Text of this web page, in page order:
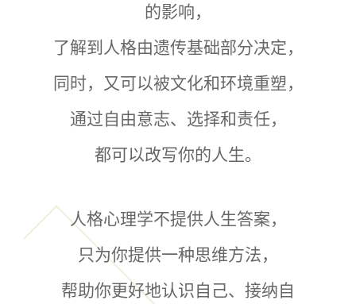
的影响，
了解到人格由遗传基础部分决定，
同时，又可以被文化和环境重塑，
通过自由意志、选择和责任，
都可以改写你的人生。
人格心理学不提供人生答案，
只为你提供一种思维方法，
帮助你更好地认识自己、接纳自